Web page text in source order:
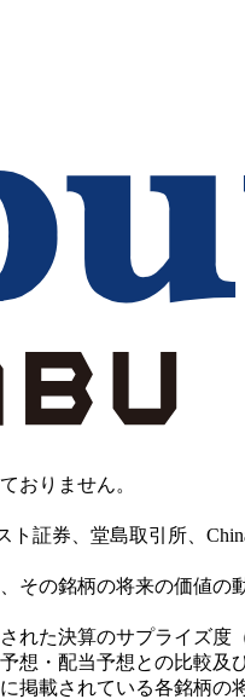
おりません。
券、堂島取引所、China
の銘柄の将来の価値
た決算のサプライズ
・配当予想との比較
載されている各銘柄